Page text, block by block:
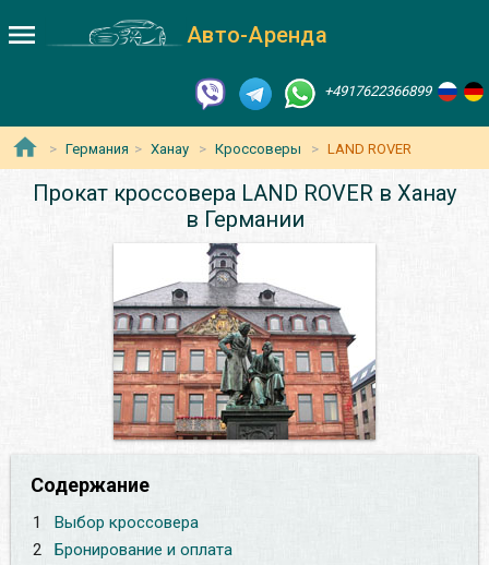
Авто-Аренда
+4917622366899
Германия Ханау Кроссоверы LAND ROVER
Прокат кроссовера LAND ROVER в Ханау
в Германии
Содержание
1
Выбор кроссовера
2
Бронирование и оплата